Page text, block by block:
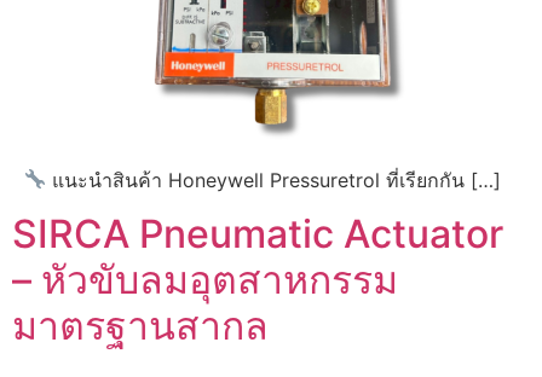
แนะนำสินค้า Honeywell Pressuretrol ที่เรียกกัน […]
SIRCA Pneumatic Actuator
– หัวขับลมอุตสาหกรรม
มาตรฐานสากล